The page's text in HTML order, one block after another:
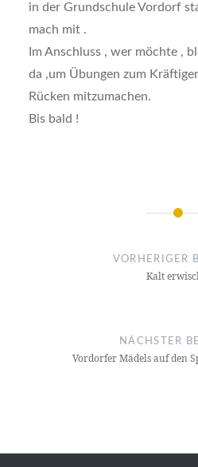
in der Grundschule Vordorf
mach mit .
Im Anschluss , wer möchte ,
da ,um Übungen zum
Rücken mitzumachen.
Bis bald !
Beitragsnavigation
VORHERIGER
Kalt
NÄCHSTER
Vordorfer Mädels auf den